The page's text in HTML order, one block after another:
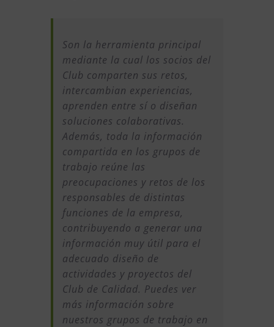
Son la herramienta principal
mediante la cual los socios del
Club comparten sus retos,
intercambian experiencias,
aprenden entre sí o diseñan
soluciones colaborativas.
Además, toda la información
compartida en los grupos de
trabajo reúne las
preocupaciones y retos de los
responsables de distintas
funciones de la empresa,
contribuyendo a generar una
información muy útil para el
adecuado diseño de
actividades y proyectos del
Club de Calidad. Puedes ver
más información sobre
nuestros grupos de trabajo en